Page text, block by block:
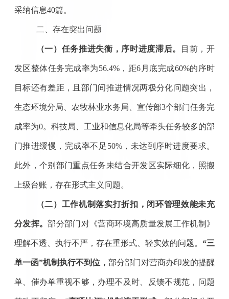
采纳信息40篇。
二、存在突出问题
（一）任务推进失衡，序时进度滞后。 目前，开
发区整体任务完成率为56.4%，距6月底完成60%的序时
目标还有差距 ，且部门间推进情况两极分化问题突出 ，
生态环境分局、农牧林业水务局、宣传部3个部门任务完
成率为0。 科技局、工业和信息化局等牵头任务较多的部
门推进缓慢，完成率不足 50%，未达到序时进度要求。
此外，个别部门重点任务未结合开发区实际细化，照搬
上级台账，存在形式主义问题。
（二）工作机制落实打折扣，闭环管理效能未充
分发挥。部分部门对 《营商环境高质量发展工作机制》
理解不透、执行不严，存在重形式、轻实效的问题。“三
单一函”机制执行不到位， 部分部门对营商办印发的提醒
单、催办单重视不够，办理不及时、反馈不规范，问题